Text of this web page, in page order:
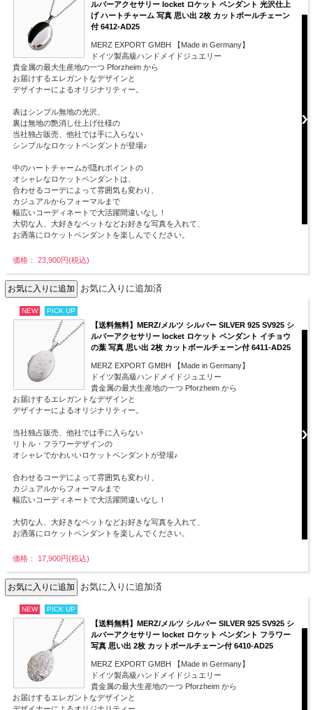
ルバーアクセサリー locket ロケット ペンダント 光沢仕上
げ ハートチャーム 写真 思い出 2枚 カットボールチェーン
付 6412-AD25
MERZ EXPORT GMBH 【Made in Germany】
ドイツ製高級ハンドメイドジュエリー
貴金属の最大生産地の一つ Pforzheim から
お届けするエレガントなデザインと
デザイナーによるオリジナリティー。
表はシンプル無地の光沢、
裏は無地の艶消し仕上げ仕様の
当社独占販売、他社では手に入らない
シンプルなロケットペンダントが登場♪
中のハートチャームが隠れポイントの
オシャレなロケットペンダントは、
合わせるコーデによって雰囲気も変わり、
カジュアルからフォーマルまで
幅広いコーディネートで大活躍間違いなし！
大切な人、大好きなペットなどお好きな写真を入れて、
お洒落にロケットペンダントを楽しんでください。
価格： 23,900円(税込)
お気に入りに追加済
NEW PICK UP
【送料無料】MERZ/メルツ シルバー SILVER 925 SV925 シ
ルバーアクセサリー locket ロケット ペンダント イチョウ
の葉 写真 思い出 2枚 カットボールチェーン付 6411-AD25
MERZ EXPORT GMBH 【Made in Germany】
ドイツ製高級ハンドメイドジュエリー
貴金属の最大生産地の一つ Pforzheim から
お届けするエレガントなデザインと
デザイナーによるオリジナリティー。
当社独占販売、他社では手に入らない
リトル・フラワーデザインの
オシャレでかわいいロケットペンダントが登場♪
合わせるコーデによって雰囲気も変わり、
カジュアルからフォーマルまで
幅広いコーディネートで大活躍間違いなし！
大切な人、大好きなペットなどお好きな写真を入れて、
お洒落にロケットペンダントを楽しんでください。
価格： 17,900円(税込)
お気に入りに追加済
NEW PICK UP
【送料無料】MERZ/メルツ シルバー SILVER 925 SV925 シ
ルバーアクセサリー locket ロケット ペンダント フラワー
写真 思い出 2枚 カットボールチェーン付 6410-AD25
MERZ EXPORT GMBH 【Made in Germany】
ドイツ製高級ハンドメイドジュエリー
貴金属の最大生産地の一つ Pforzheim から
お届けするエレガントなデザインと
デザイナーによるオリジナリティー。